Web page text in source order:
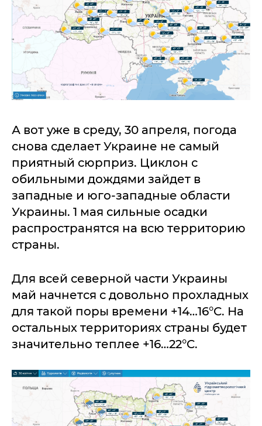
А вот уже в среду, 30 апреля, погода
снова сделает Украине не самый
приятный сюрприз. Циклон с
обильными дождями зайдет в
западные и юго-западные области
Украины. 1 мая сильные осадки
распространятся на всю территорию
страны.
Для всей северной части Украины
май начнется с довольно прохладных
для такой поры времени +14…16°C. На
остальных территориях страны будет
значительно теплее +16…22°C.